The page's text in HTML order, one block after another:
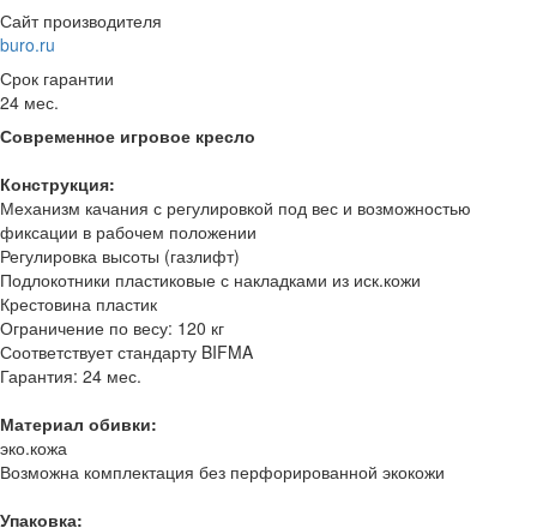
Сайт производителя
buro.ru
Срок гарантии
24 мес.
Современное игровое кресло
Конструкция:
Механизм качания с регулировкой под вес и возможностью
фиксации в рабочем положении
Регулировка высоты (газлифт)
Подлокотники пластиковые с накладками из иск.кожи
Крестовина пластик
Ограничение по весу: 120 кг
Соответствует стандарту BIFMA
Гарантия: 24 мес.
Материал обивки:
эко.кожа
Возможна комплектация без перфорированной экокожи
Упаковка: